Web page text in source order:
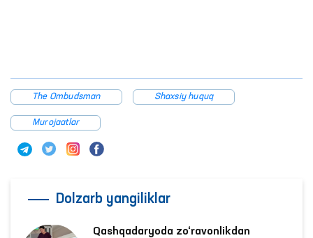
The Ombudsman Shaxsiy huquq
Murojaatlar
Dolzarb yangiliklar
Qashqadaryoda zo‘ravonlikdan